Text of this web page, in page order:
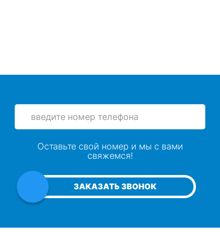
Просушка гаража
Просушка серверной
Осушение хранилищ и складов
Просушка дома после зимы
ЗАКАЗАТЬ ЗВОНОК
Оставьте свой номер и мы с вами
свяжемся!